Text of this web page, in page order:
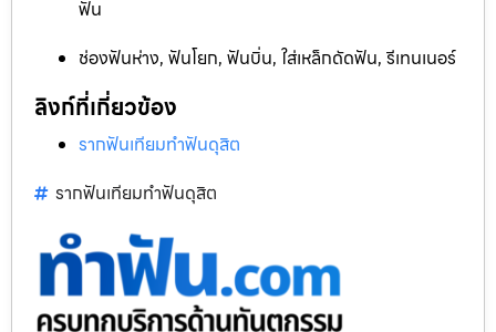
ฟัน
ช่องฟันห่าง, ฟันโยก, ฟันบิ่น, ใส่เหล็กดัดฟัน, รีเทนเนอร์
ลิงก์ที่เกี่ยวข้อง
รากฟันเทียมทำฟันดุสิต
รากฟันเทียมทำฟันดุสิต